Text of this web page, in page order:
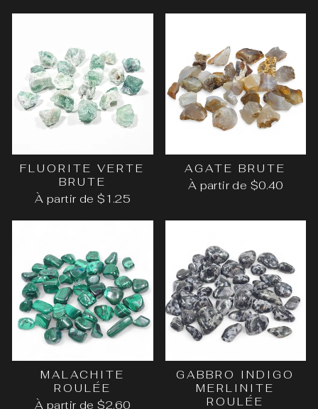
FLUORITE VERTE
BRUTE
À partir de $1.25
AGATE BRUTE
À partir de $0.40
MALACHITE
ROULÉE
À partir de $2.60
GABBRO INDIGO
MERLINITE
ROULÉE